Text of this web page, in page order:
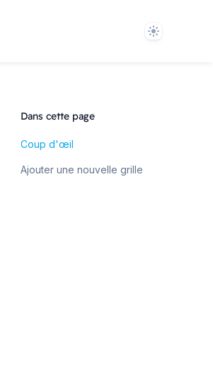
Theme
Dans cette page
Coup d'œil
Ajouter une nouvelle grille